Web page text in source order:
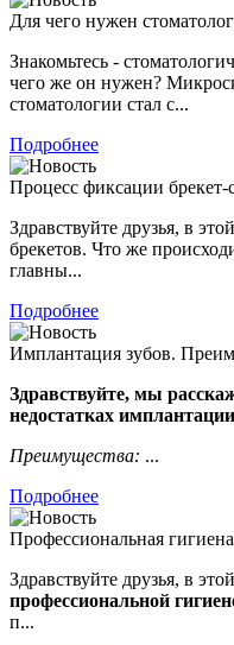
Для чего нужен
Знакомьтесь -
чего же он нужен?
стоматологии стал с...
Подробнее
Процесс фиксации брекет-
Здравствуйте друзья, в
брекетов. Что же
главны...
Подробнее
Имплантация зубов.
Здравствуйте, мы
недостатках
Преимущества: ...
Подробнее
Профессиональная
Здравствуйте друзья, в
профессиональной
п...